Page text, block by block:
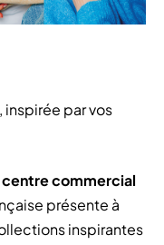
inspirée par vos
centre commercial
présente à
inspirantes